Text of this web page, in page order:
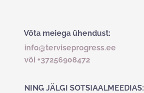
Võta meiega ühendust:
info@terviseprogress.ee
või +37256908472
NING JÄLGI SOTSIAALMEEDIAS: